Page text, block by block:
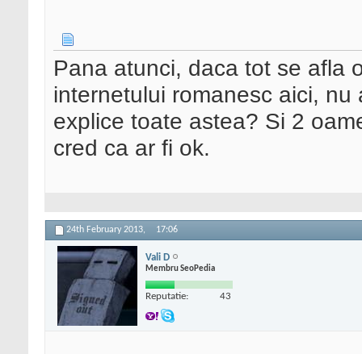
Pana atunci, daca tot se afla
internetului romanesc aici,
explice toate astea? Si 2
cred ca ar fi ok.
24th February 2013, 17:06
Vali D
Membru SeoPedia
Reputatie: 43